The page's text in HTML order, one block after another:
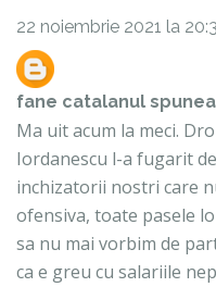
22 noiembrie 2021 la
fane catalanul
Ma uit acum la meci.
Iordanescu l-a fugarit
inchizatorii nostri care
ofensiva, toate pasele
sa nu mai vorbim de
ca e greu cu salariile